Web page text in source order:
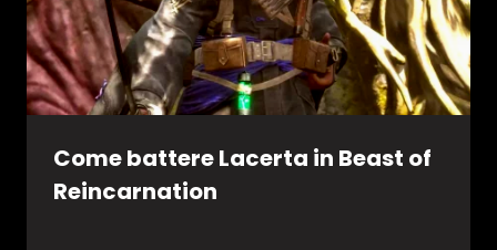
Come battere Lacerta in Beast of
Reincarnation